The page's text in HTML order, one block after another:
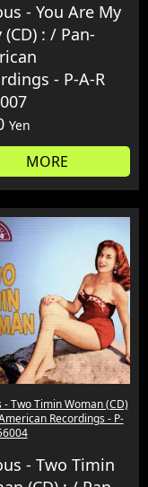
- You Are My
(CD) : / Pan-
- P-A-R
Yen
MORE
- Two Timin Woman (CD)
Recordings - P-
- Two Timin